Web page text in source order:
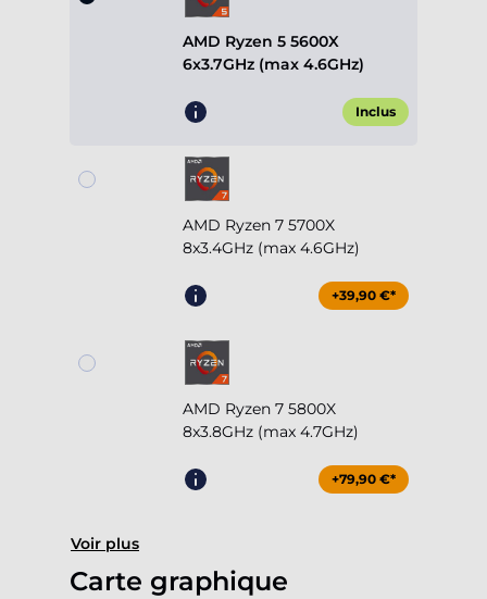
AMD Ryzen 5 5600X
6x3.7GHz (max 4.6GHz)
Inclus
AMD Ryzen 7 5700X
8x3.4GHz (max 4.6GHz)
+39,90 €*
AMD Ryzen 7 5800X
8x3.8GHz (max 4.7GHz)
+79,90 €*
Voir plus
Carte graphique